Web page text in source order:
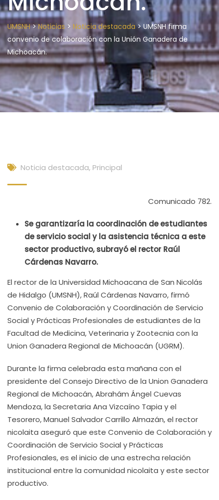
UMSNH>Noticias > Noticia destacada>UMSNH firma
convenio de colaboración con la Unión Ganadera de
Michoacán.
Noticia destacada, Principal
Comunicado 782.
Se garantizaría la coordinación de estudiantes
de servicio social y la asistencia técnica a este
sector productivo, subrayó el rector Raúl
Cárdenas Navarro.
El rector de la Universidad Michoacana de San Nicolás
de Hidalgo (UMSNH), Raúl Cárdenas Navarro, firmó
Convenio de Colaboración y Coordinación de Servicio
Social y Prácticas Profesionales de estudiantes de la
Facultad de Medicina, Veterinaria y Zootecnia con la
Union Ganadera Regional de Michoacán (UGRM).
Durante la firma celebrada esta mañana con el
presidente del Consejo Directivo de la Union Ganadera
Regional de Michoacán, Abrahám Ángel Cuevas
Mendoza, la Secretaria Ana Vizcaíno Tapia y el
Tesorero, Manuel Salvador Carrillo Almazán, el rector
nicolaita aseguró que este Convenio de Colaboración y
Coordinación de Servicio Social y Prácticas
Profesionales, es el inicio de una estrecha relación
institucional entre la comunidad nicolaita y este sector
productivo.